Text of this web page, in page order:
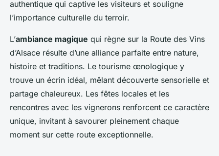
authentique qui captive les visiteurs et souligne
l’importance culturelle du terroir.
L’ambiance magique qui règne sur la Route des Vins
d’Alsace résulte d’une alliance parfaite entre nature,
histoire et traditions. Le tourisme œnologique y
trouve un écrin idéal, mêlant découverte sensorielle et
partage chaleureux. Les fêtes locales et les
rencontres avec les vignerons renforcent ce caractère
unique, invitant à savourer pleinement chaque
moment sur cette route exceptionnelle.